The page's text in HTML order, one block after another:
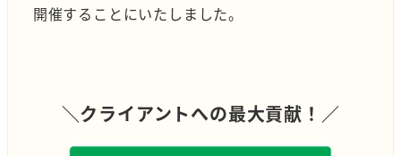
開催することにいたしました。
＼クライアントへの最大貢献！／